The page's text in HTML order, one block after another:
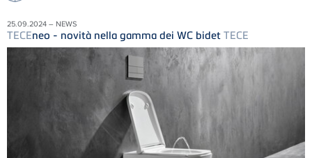
25.09.2024 – NEWS
TECEneo - novità nella gamma dei WC bidet TECE